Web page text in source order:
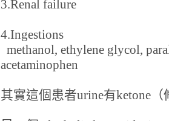
3.Renal failure
4.Ingestions
methanol, ethylene glycol,
acetaminophen
其實這個患者urine有ketone